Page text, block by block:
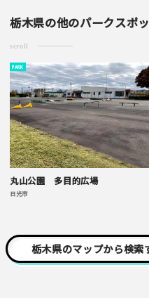
スパム防止のため「スケパ」
ご注意事項
・ご投稿後、約１～２日以内
・簡単なご感想の場合はコメ
・一方的な誹謗中傷の内容は
栃木県の他のパークスポ
scroll
PARK
丸山公園 多目的広場
日光市
栃木県のマップから検索